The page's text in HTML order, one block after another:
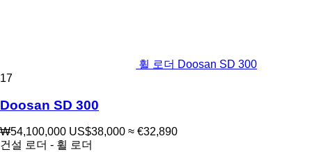
휠 로더 Doosan SD 300
17
Doosan SD 300
₩54,100,000 US$38,000 ≈ €32,890
건설 로더 - 휠 로더